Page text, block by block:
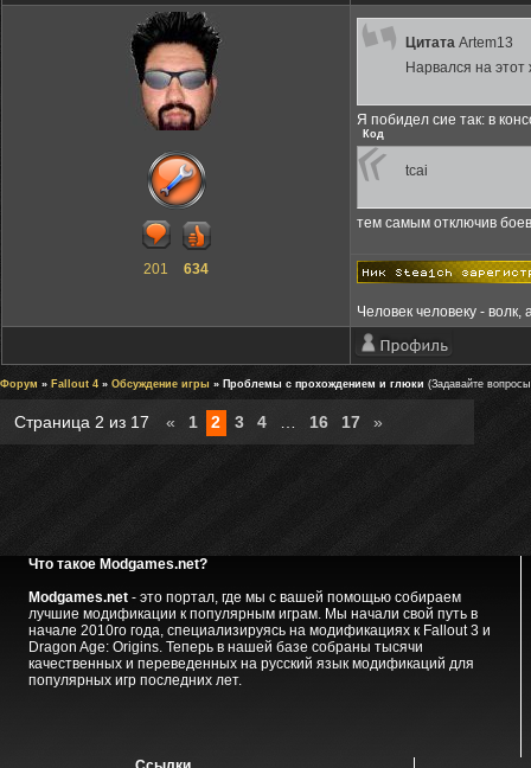
201 634
Цитата Artem13
Нарвался на
Я побидел сие так: в
Код
tcai
тем самым отключив
Человек человеку -
Форум » Fallout 4 » Обсуждение игры » Проблемы с прохождением и глюки (Задавайте
Страница 2 из 17 « 1 2 3 4 16 17 »
Что такое Modgames.net?
Modgames.net- это портал, где мы с вашей помощью собираем
лучшие модификации к популярным играм. Мы начали свой путь в
начале 2010го года, специализируясь на модификациях к Fallout 3 и
Dragon Age: Origins. Теперь в нашей базе собраны тысячи
качественных и переведенных на русский язык модификаций для
популярных игр последних лет.